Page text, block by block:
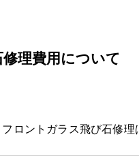
理費用について
ロントガラス飛び石修